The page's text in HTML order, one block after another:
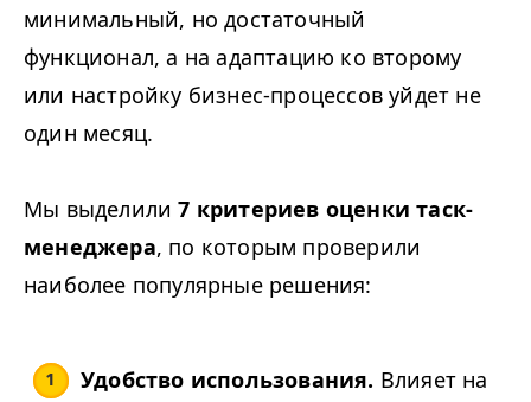
минимальный, но достаточный
функционал, а на адаптацию ко второму
или настройку бизнес-процессов уйдет не
один месяц.
Мы выделили7 критериев оценки таск-
менеджера, по которым проверили
наиболее популярные решения:
Удобство использования. Влияет на